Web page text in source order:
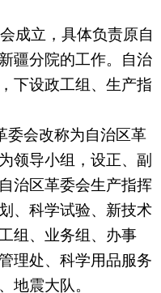
成立，具体负责原自
疆分院的工作。自治
下设政工组、生产指
委会改称为自治区革
领导小组，设正、副
治区革委会生产指挥
、科学试验、新技术
组、业务组、办事
理处、科学用品服务
地震大队。